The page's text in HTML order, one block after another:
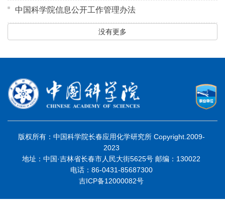
中国科学院信息公开工作管理办法
没有更多
版权所有：中国科学院长春应用化学研究所 Copyright.2009-
2023
地址：中国·吉林省长春市人民大街5625号 邮编：130022
电话：86-0431-85687300
吉ICP备12000082号